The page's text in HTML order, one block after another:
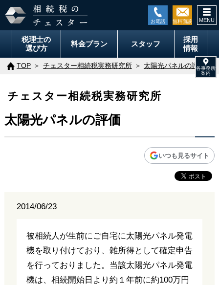
税理士の
選び方
料金プラン スタッフ
採用
情報
TOP チェスター相続税実務研究所 太陽光パネルの評価
チェスター相続税実務研究所
太陽光パネルの評価
いつも見るサイト
2014/06/23
被相続人が生前にご自宅に太陽光パネル発電
機を取り付けており、雑所得として確定申告
を行っておりました。当該太陽光パネル発電
機は、相続開始日より約１年前に約100万円